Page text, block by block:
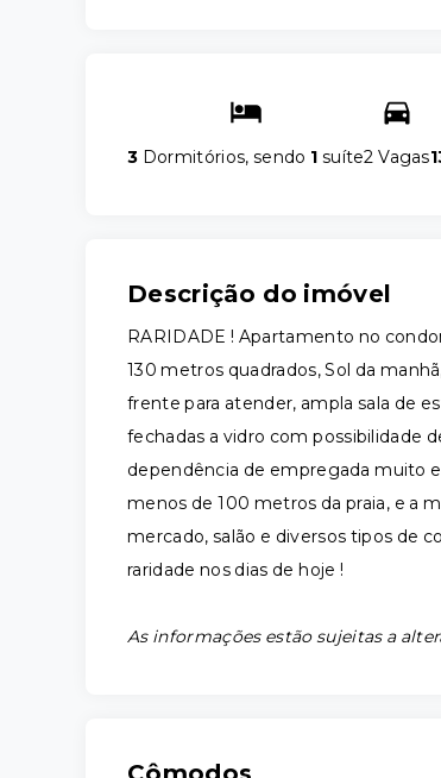
3 Dormitórios, sendo 1 suíte2 Vagas
Descrição do imóvel
RARIDADE ! Apartamento no
130 metros quadrados, Sol da
frente para atender, ampla sala de
fechadas a vidro com possibilidade
dependência de empregada muito
menos de 100 metros da praia, e a
mercado, salão e diversos tipos de
raridade nos dias de hoje !
As informações estão sujeitas a